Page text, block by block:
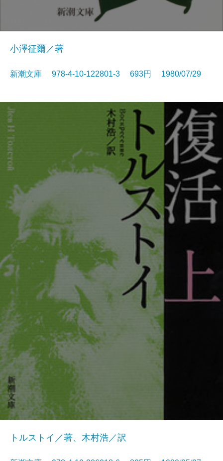
小澤征爾／著
新潮文庫 978-4-10-122801-3 693円 1980/07/29
トルストイ／著、木村浩／訳